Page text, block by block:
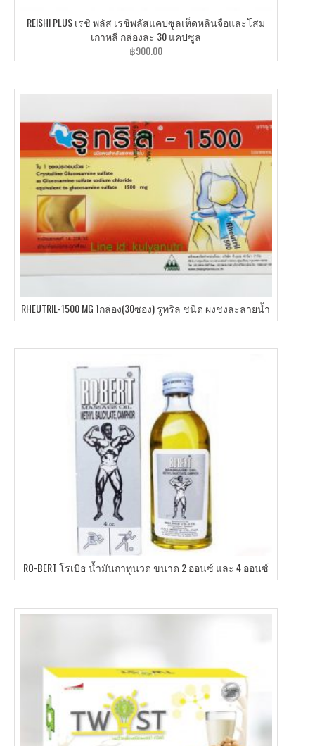
REISHI PLUS เรชิ พลัส เรชิพลัสแคปซูลเห็ดหลินจือและโสม
เกาหลี กล่องละ 30 แคปซูล
฿900.00
RHEUTRIL-1500 MG 1กล่อง(30ซอง) รูทริล ชนิด ผงชงละลายน้ำ
RO-BERT โรเบิธ น้ำมันถาทูนวด ขนาด 2 ออนซ์ และ 4 ออนซ์